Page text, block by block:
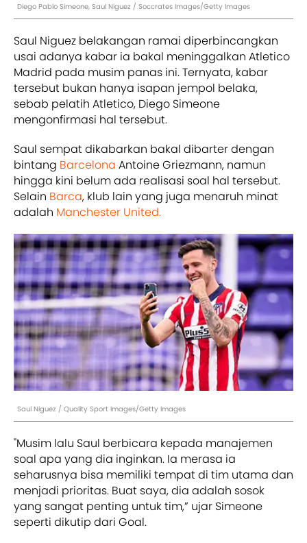
Diego Pablo Simeone, Saul Niguez / Soccrates Images/Getty Images
Saul Niguez belakangan ramai diperbincangkan
usai adanya kabar ia bakal meninggalkan Atletico
Madrid pada musim panas ini. Ternyata, kabar
tersebut bukan hanya isapan jempol belaka,
sebab pelatih Atletico, Diego Simeone
mengonfirmasi hal tersebut.
Saul sempat dikabarkan bakal dibarter dengan
bintang Barcelona Antoine Griezmann, namun
hingga kini belum ada realisasi soal hal tersebut.
Selain Barca, klub lain yang juga menaruh minat
adalah Manchester United.
Saul Niguez / Quality Sport Images/Getty Images
"Musim lalu Saul berbicara kepada manajemen
soal apa yang dia inginkan. Ia merasa ia
seharusnya bisa memiliki tempat di tim utama dan
menjadi prioritas. Buat saya, dia adalah sosok
yang sangat penting untuk tim,” ujar Simeone
seperti dikutip dari Goal.